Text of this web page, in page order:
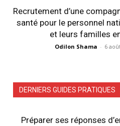
Recrutement d’une
santé pour le personnel
et leurs familles
Odilon Shama - 6
DERNIERS GUIDES PRATIQUES
Préparer ses réponses